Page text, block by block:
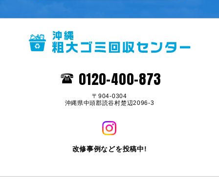
0120-400-873
〒904-0304
沖縄県中頭郡読谷村楚辺2096-3
改修事例などを投稿中!